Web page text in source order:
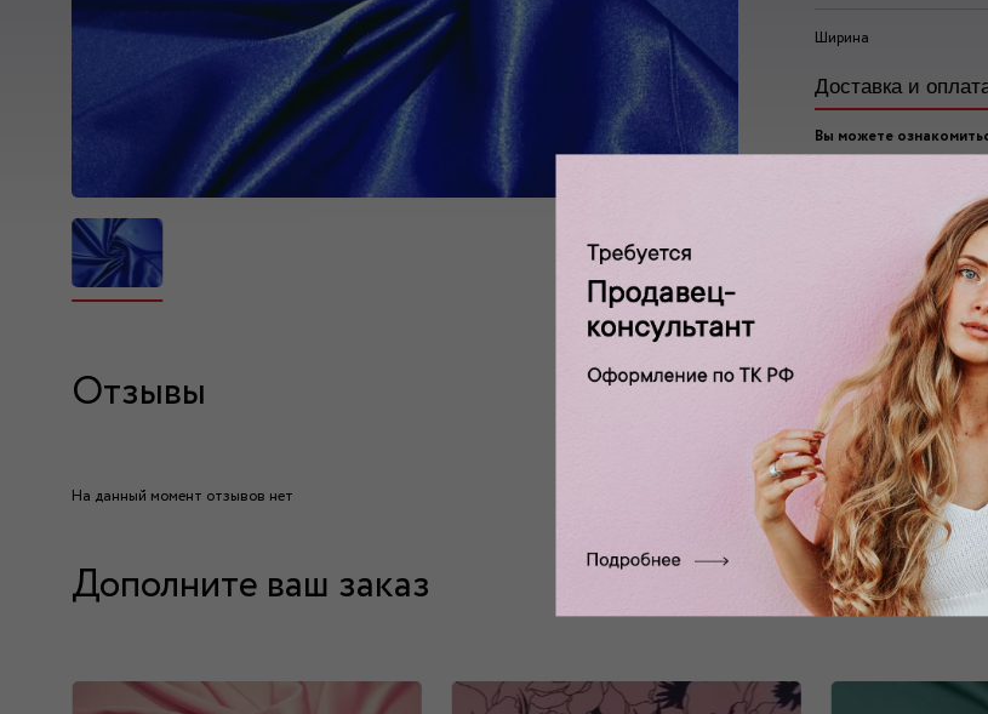
Ширина
Доставка и
Вы можете
ассортиментом по
г. Москва, 2-ой
пн-пт: 10.00 - 20.00
сб/вс: 10.00 - 19.00/18.00
Отзывы
На данный момент отзывов нет
Дополните ваш заказ